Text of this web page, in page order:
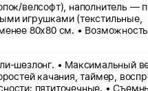
велсофт), наполнитель —
игрушками (текстильные,
80х80 см. •
шезлонг. • Максимальный
качания, таймер,
пятиточечные. •